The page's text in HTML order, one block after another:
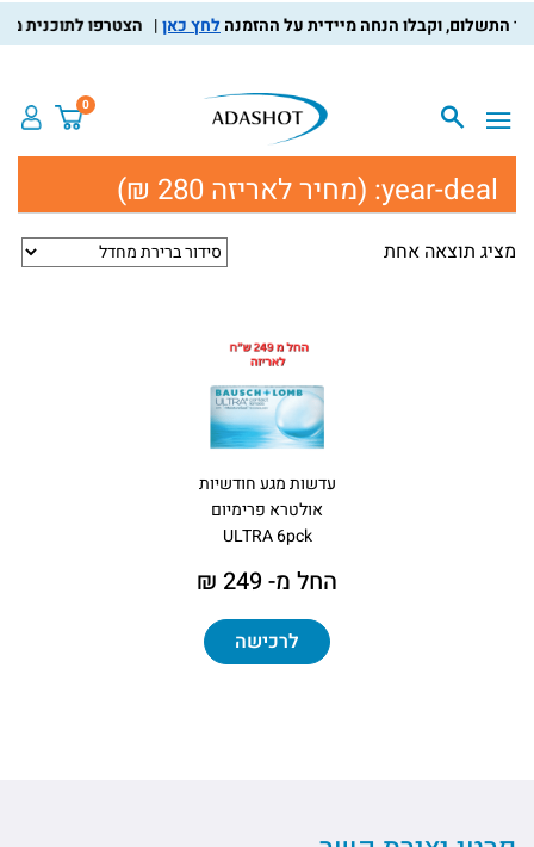
לחץ כאן הצטרפו לתוכנית
0
year-deal: (מחיר לאריזה 280 ₪)
מציג תוצאה אחת
עדשות מגע חודשיות
אולטרא פרימיום
ULTRA 6pck
החל מ- 249 ₪
לרכישה